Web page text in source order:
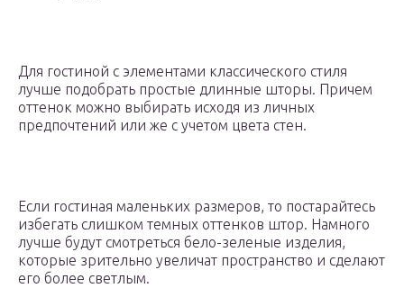
Для гостиной с элементами классического стиля
лучше подобрать простые длинные шторы. Причем
оттенок можно выбирать исходя из личных
предпочтений или же с учетом цвета стен.
Если гостиная маленьких размеров, то постарайтесь
избегать слишком темных оттенков штор. Намного
лучше будут смотреться бело-зеленые изделия,
которые зрительно увеличат пространство и сделают
его более светлым.